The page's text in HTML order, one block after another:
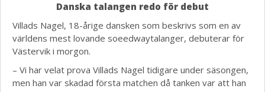
Danska talangen redo för debut
Villads Nagel, 18-årige dansken som beskrivs som en av
världens mest lovande soeedwaytalanger, debuterar för
Västervik i morgon.
– Vi har velat prova Villads Nagel tidigare under säsongen,
men han var skadad första matchen då tanken var att han